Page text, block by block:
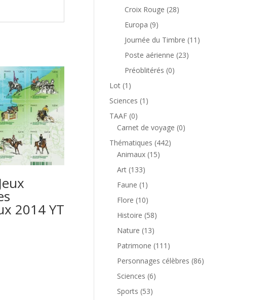
2014 YT
produits
Croix Rouge 2828
Europa 99
produits
Journée du Timbre 11 11
Poste aérienne 2323
Préoblitérés 00
Lot 1 1
produit
Sciences 1 1
TAAF 00
produit
Carnet de voyage 00
Thématiques 442442
Animaux 1515
Art 133133
produits
Faune 1 1
produit
Flore 1010
produits
Histoire 5858
Nature 1313
produits
Patrimone 111 111
produits
Personnages célèbres 8686
Sciences 66
Sports 5353